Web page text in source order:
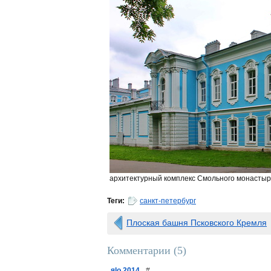
архитектурный комплекс Смольного
Теги: санкт-петербург
Плоская башня Псковского Кремля
Комментарии (5)